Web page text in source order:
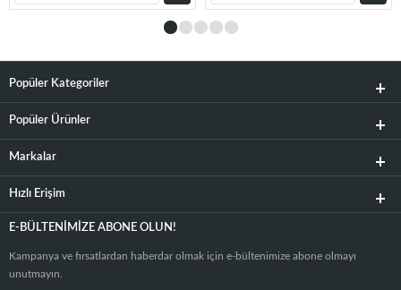
Popüler Kategoriler
Popüler Ürünler
Markalar
Hızlı Erişim
E-BÜLTENIMIZE ABONE OLUN!
Kampanya ve fırsatlardan haberdar olmak için e-bültenimize abone olmayı
unutmayın.